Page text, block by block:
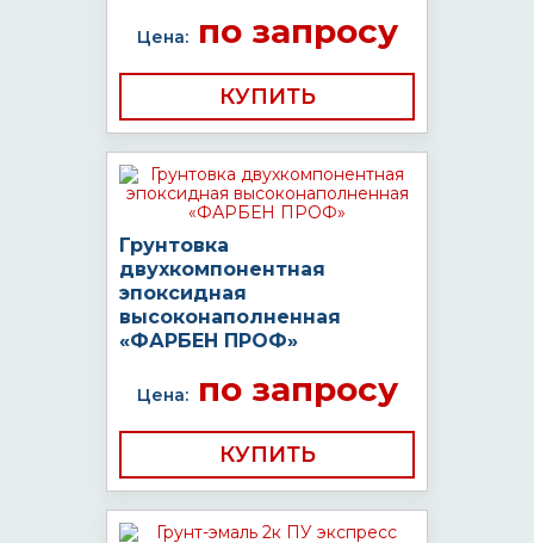
Цена:по запросу
КУПИТЬ
Грунтовка
двухкомпонентная
эпоксидная
высоконаполненная
«ФАРБЕН ПРОФ»
Цена:по запросу
КУПИТЬ